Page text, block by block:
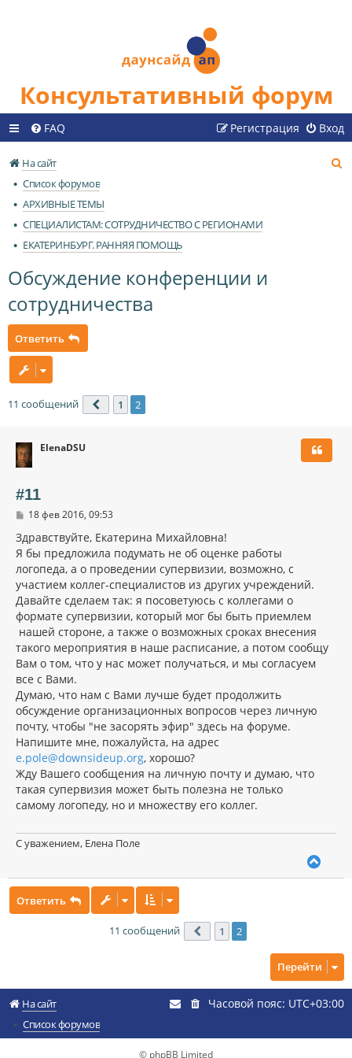
Консультативный форум
FAQ Вход
Регистрация
На сайт
Список форумов
АРХИВНЫЕ ТЕМЫ
СПЕЦИАЛИСТАМ: СОТРУДНИЧЕСТВО С РЕГИОНАМИ
ЕКАТЕРИНБУРГ. РАННЯЯ ПОМОЩЬ
Обсуждение конференции и
сотрудничества
Ответить
11 сообщений Пред.
1 2
ElenaDSU
#11
С
о
б
щ
е
н
и
е
18 фев 2016, 09:53
Здравствуйте, Екатерина Михайловна!
Я бы предложила подумать не об оценке работы
логопеда, а о проведении супервизии, возможно, с
участием коллег-специалистов из других учреждений.
Давайте сделаем так: я посоветуюсь с коллегами о
формате супервизии, который мог бы быть приемлем
нашей стороне, а также о возможных сроках внесения
такого мероприятия в наше расписание, а потом сообщу
Вам о том, что у нас может получаться, и мы согласуем
все с Вами.
Думаю, что нам с Вами лучше будет продолжить
обсуждение организационных вопросов через личную
почту, чтобы "не засорять эфир" здесь на форуме.
Напишите мне, пожалуйста, на адрес
e.pole@downsideup.org, хорошо?
Жду Вашего сообщения на личную почту и думаю, что
такая супервизия может быть полезна не только
самому логопеду, но и множеству его коллег.
С уважением, Елена Поле
с
к
а
Ответить
11 сообщений Пред.
1 2
Перейти
На сайт
Список форумов
Часовой пояс: UTC+03:00
© phpBB Limited